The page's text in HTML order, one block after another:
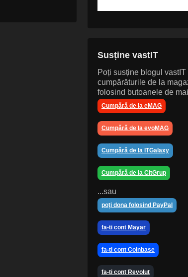
Susține vastIT
Poți susține blogul vastIT
cumpărăturile de la
folosind butoanele de
Cumpără de la eMAG
Cumpără de la evoMAG
Cumpără de la ITGalaxy
Cumpără de la CitGrup
...sau
poți dona folosind PayPal
fa-ti cont Mayar
fa-ti cont Coinbase
fa-ti cont Revolut